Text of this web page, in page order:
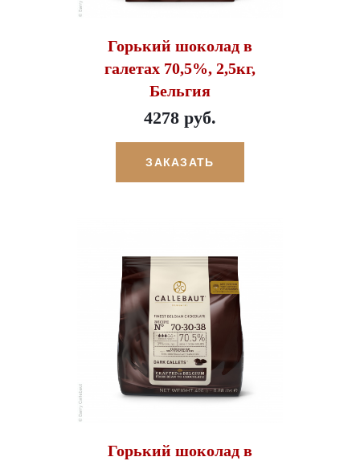
Горький шоколад в
галетах 70,5%, 2,5кг,
Бельгия
4278 руб.
ЗАКАЗАТЬ
Горький шоколад в